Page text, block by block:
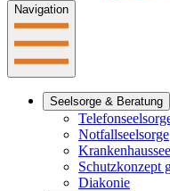
Navigation
Seelsorge & Beratung
Notfallseelsorge
Schutzkonzept
Diakonie